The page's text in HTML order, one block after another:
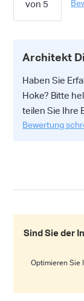
Architekt
Haben Sie
Hoke? Bitte
teilen Sie Ihre
Bewertung
Sind Sie der
Optimieren Sie